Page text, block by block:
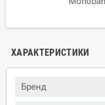
ХАРАКТЕРИСТИКИ
Бренд